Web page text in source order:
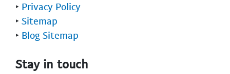
‣ Privacy Policy
‣ Sitemap
‣ Blog Sitemap
Stay in touch